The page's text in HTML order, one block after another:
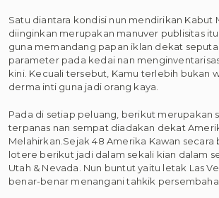
Satu diantara kondisi nun mendirikan Kabut
diinginkan merupakan manuver publisitas
guna memandang papan iklan dekat
parameter pada kedai nan
kini. Kecuali tersebut, Kamu terlebih bukan
derma inti guna jadi orang kaya.
Pada di setiap peluang, berikut merupakan
terpanas nan sempat diadakan dekat
Melahirkan.Sejak 48 Amerika Kawan secara
lotere berikut jadi dalam sekali kian dalam
Utah & Nevada. Nun buntut yaitu letak Las
benar-benar menangani tahkik